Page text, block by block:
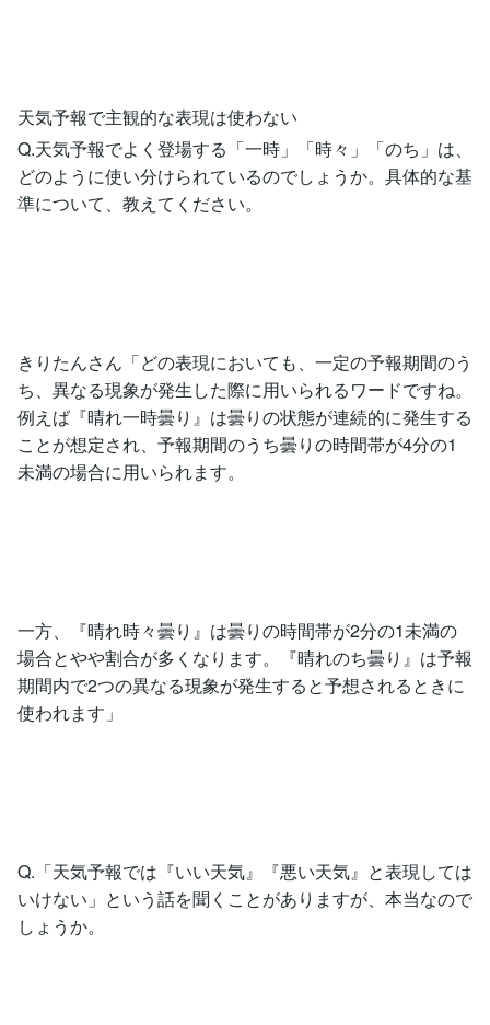
天気予報で主観的な表現は使わない
Q.天気予報でよく登場する「一時」「時々」「のち」は、
どのように使い分けられているのでしょうか。具体的な基
準について、教えてください。
きりたんさん「どの表現においても、一定の予報期間のう
ち、異なる現象が発生した際に用いられるワードですね。
例えば『晴れ一時曇り』は曇りの状態が連続的に発生する
ことが想定され、予報期間のうち曇りの時間帯が4分の1
未満の場合に用いられます。
一方、『晴れ時々曇り』は曇りの時間帯が2分の1未満の
場合とやや割合が多くなります。『晴れのち曇り』は予報
期間内で2つの異なる現象が発生すると予想されるときに
使われます」
Q.「天気予報では『いい天気』『悪い天気』と表現しては
いけない」という話を聞くことがありますが、本当なので
しょうか。